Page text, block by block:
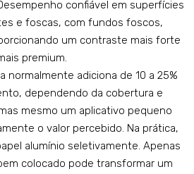
confiável em superfícies
e foscas, com fundos foscos,
um contraste mais forte
premium.
normalmente adiciona de 10 a 25%
dependendo da cobertura e
mesmo um aplicativo pequeno
o valor percebido. Na prática,
alumínio seletivamente. Apenas
colocado pode transformar um